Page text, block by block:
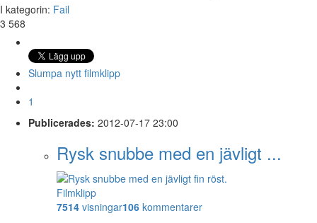
I kategorin: Fail
3 568
Slumpa nytt filmklipp
1
Publicerades: 2012-07-17 23:00
Rysk snubbe med en jävligt ...
Filmklipp
7514 visningar106 kommentarer